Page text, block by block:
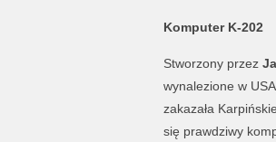
Komputer K-202
Stworzony przez
wynalezione w
zakazała
się prawdziwy